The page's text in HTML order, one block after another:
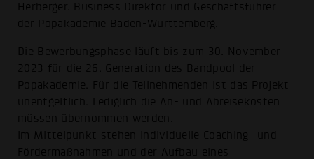
Herberger, Business Direktor und Geschäftsführer
der Popakademie Baden-Württemberg.
Die Bewerbungsphase läuft bis zum 30. November
2023 für die 26. Generation des Bandpool der
Popakademie. Für die Teilnehmenden ist das Projekt
unentgeltlich. Lediglich die An- und Abreisekosten
müssen übernommen werden.
Im Mittelpunkt stehen individuelle Coaching- und
Fördermaßnahmen und der Aufbau eines